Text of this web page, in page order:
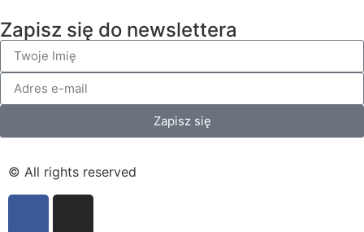
Zapisz się do newslettera
Zapisz się
© All rights reserved